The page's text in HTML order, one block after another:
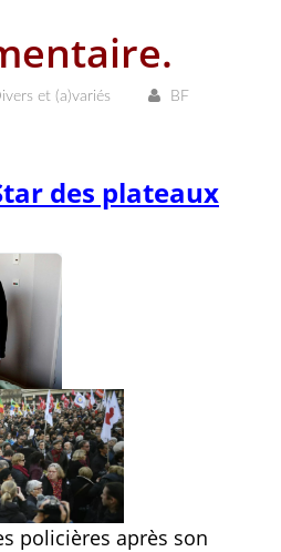
et (a)variés BF
des plateaux
policières après son